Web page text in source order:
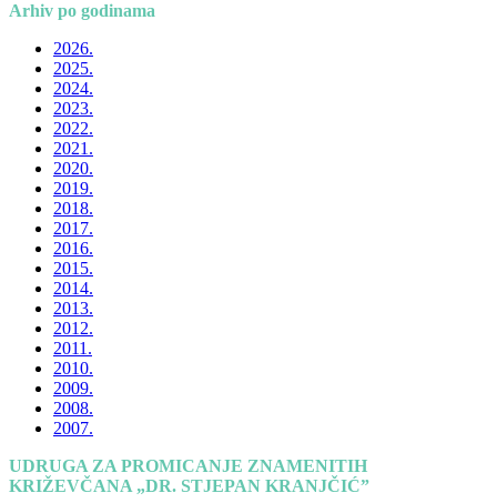
Arhiv po godinama
2026.
2025.
2024.
2023.
2022.
2021.
2020.
2019.
2018.
2017.
2016.
2015.
2014.
2013.
2012.
2011.
2010.
2009.
2008.
2007.
UDRUGA ZA PROMICANJE ZNAMENITIH
KRIŽEVČANA „DR. STJEPAN KRANJČIĆ”